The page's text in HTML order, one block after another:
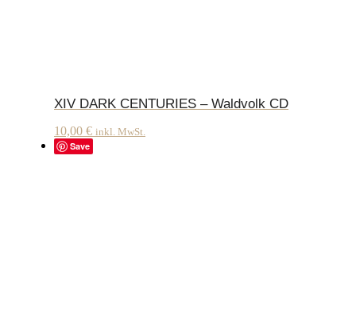
XIV DARK CENTURIES – Waldvolk CD
10,00 € inkl. MwSt.
Save